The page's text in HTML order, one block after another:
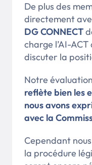
De plus des
directement
DG CONNECT
charge l’AI-
discuter la
Notre
reflète bien les
nous avons
avec la
Cependant
la procédure